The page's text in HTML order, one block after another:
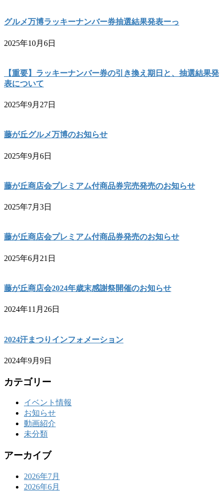
グルメ万博ラッキーナンバー券抽選結果発表ーっ
2025年10月6日
【重要】ラッキーナンバー券の引き換え期日と、抽選結果発
表について
2025年9月27日
藤が丘グルメ万博のお知らせ
2025年9月6日
藤が丘商店会プレミアム付商品券完売発売のお知らせ
2025年7月3日
藤が丘商店会プレミアム付商品券発売のお知らせ
2025年6月21日
藤が丘商店会2024年歳末感謝祭開催のお知らせ
2024年11月26日
2024汗まつりインフォメーション
2024年9月9日
カテゴリー
イベント情報
お知らせ
動画紹介
未分類
アーカイブ
2026年7月
2026年6月